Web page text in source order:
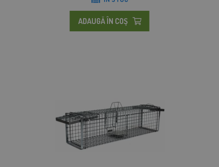
ADAUGĂ ÎN COŞ